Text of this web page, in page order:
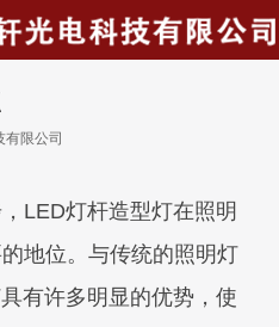
限公司
灯杆造型灯在照明
地位。与传统的照明灯
有许多明显的优势，使